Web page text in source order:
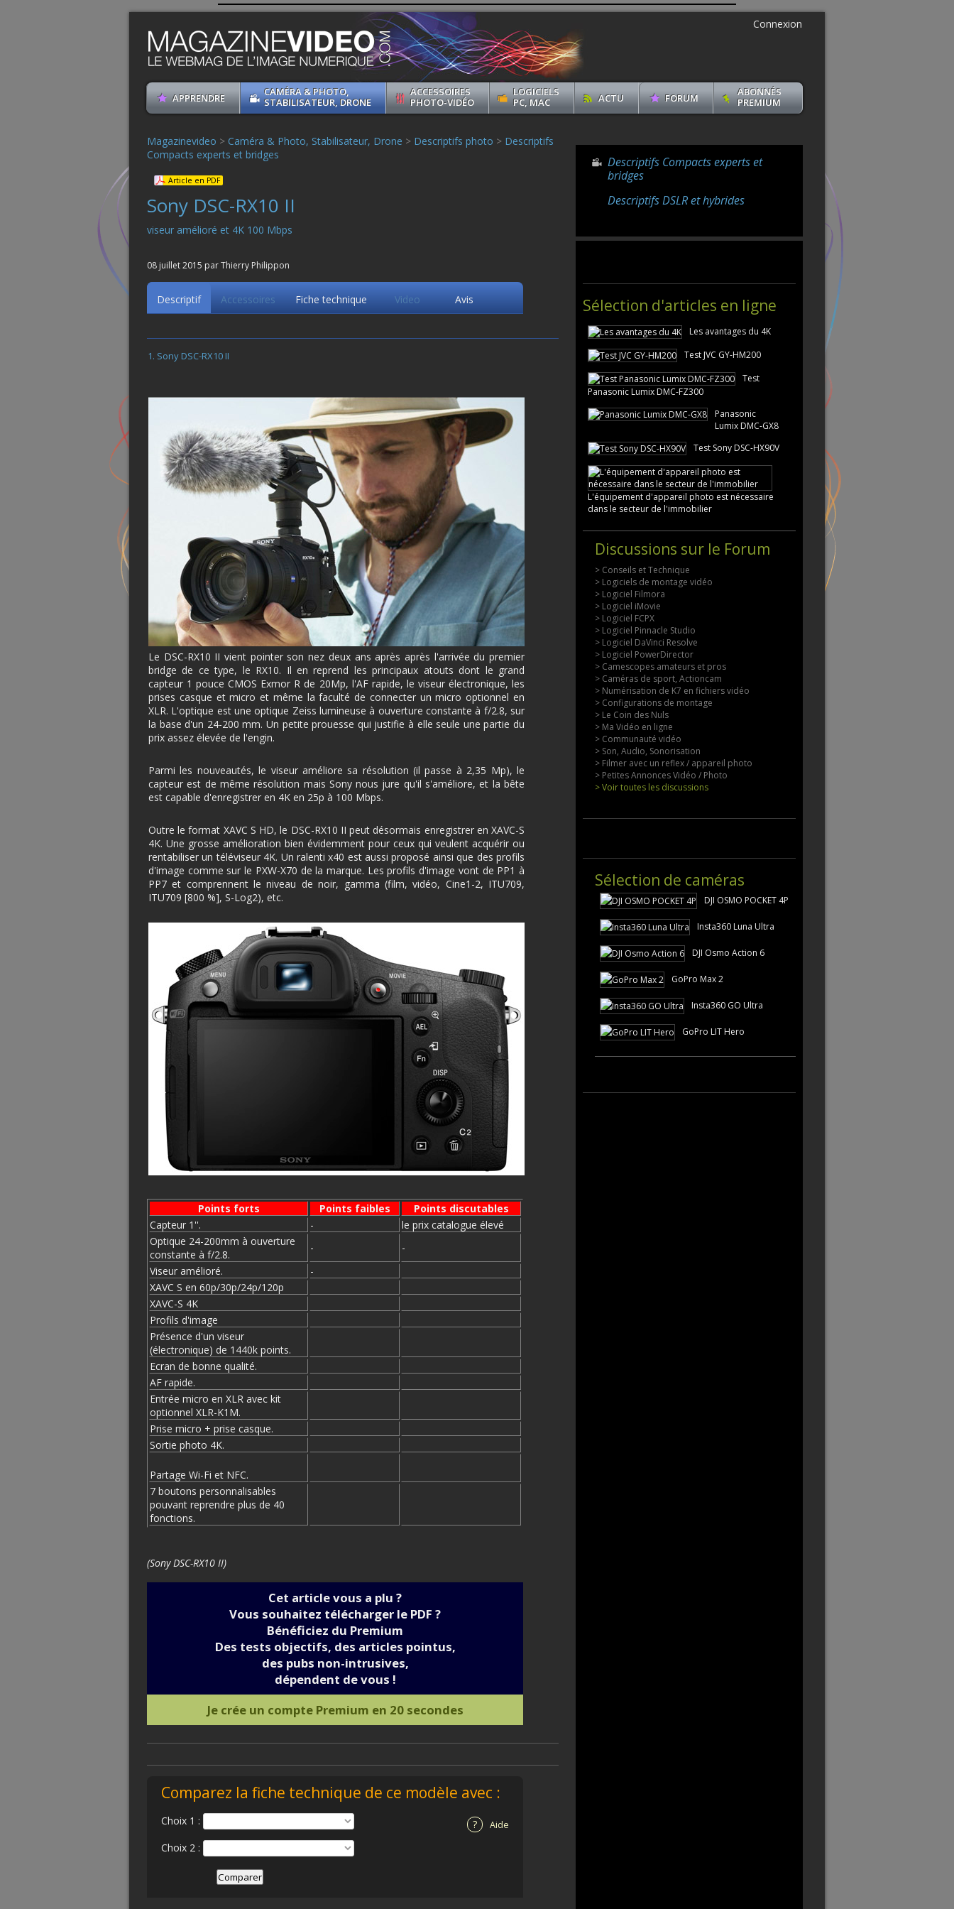
Connexion
APPRENDRE
CAMÉRA & PHOTO,
STABILISATEUR, DRONE
ACCESSOIRES
PHOTO-VIDÉO
LOGICIELS
PC, MAC
ACTU FORUM
ABONNÉS
PREMIUM
Magazinevideo > Caméra & Photo, Stabilisateur, Drone > Descriptifs photo > Descriptifs
Compacts experts et bridges
Article en PDF
Sony DSC-RX10 II
viseur amélioré et 4K 100 Mbps
08 juillet 2015 par Thierry Philippon
Descriptif Accessoires Fiche technique Video Avis
Sony DSC-RX10 II
Le DSC-RX10 II vient pointer son nez deux ans après après l'arrivée du premier
bridge de ce type, le RX10. Il en reprend les principaux atouts dont le grand
capteur 1 pouce CMOS Exmor R de 20Mp, l'AF rapide, le viseur électronique, les
prises casque et micro et même la faculté de connecter un micro optionnel en
XLR. L'optique est une optique Zeiss lumineuse à ouverture constante à f/2.8, sur
la base d'un 24-200 mm. Un petite prouesse qui justifie à elle seule une partie du
prix assez élevée de l'engin.
Parmi les nouveautés, le viseur améliore sa résolution (il passe à 2,35 Mp), le
capteur est de même résolution mais Sony nous jure qu'il s'améliore, et la bête
est capable d'enregistrer en 4K en 25p à 100 Mbps.
Outre le format XAVC S HD, le DSC-RX10 II peut désormais enregistrer en XAVC-S
4K. Une grosse amélioration bien évidemment pour ceux qui veulent acquérir ou
rentabiliser un téléviseur 4K. Un ralenti x40 est aussi proposé ainsi que des profils
d'image comme sur le PXW-X70 de la marque. Les profils d'image vont de PP1 à
PP7 et comprennent le niveau de noir, gamma (film, vidéo, Cine1-2, ITU709,
ITU709 [800 %], S-Log2), etc.
Points forts Points faibles
Points discutables
Capteur 1''.
-
le prix catalogue élevé
Optique 24-200mm à ouverture
constante à f/2.8.
-
-
Viseur amélioré.
-
XAVC S en 60p/30p/24p/120p
XAVC-S 4K
Profils d'image
Présence d'un viseur
(électronique) de 1440k points.
Ecran de bonne qualité.
AF rapide.
Entrée micro en XLR avec kit
optionnel XLR-K1M.
Prise micro + prise casque.
Sortie photo 4K.
Partage Wi-Fi et NFC.
7 boutons personnalisables
pouvant reprendre plus de 40
fonctions.
(Sony DSC-RX10 II)
Cet article vous a plu ?
Vous souhaitez télécharger le PDF ?
Bénéficiez du Premium
Des tests objectifs, des articles pointus,
des pubs non-intrusives,
dépendent de vous !
Je crée un compte Premium en 20 secondes
Comparez la fiche technique de ce modèle avec :
? Aide
Choix 1 :
Choix 2 :
Descriptifs Compacts experts et
bridges
Descriptifs DSLR et hybrides
Sélection d'articles en ligne
Les avantages du 4K
Test JVC GY-HM200
Test
Panasonic Lumix DMC-FZ300
Panasonic
Lumix DMC-GX8
Test Sony DSC-HX90V
L'équipement d'appareil photo est nécessaire
dans le secteur de l'immobilier
Discussions sur le Forum
> Conseils et Technique
> Logiciels de montage vidéo
> Logiciel Filmora
> Logiciel iMovie
> Logiciel FCPX
> Logiciel Pinnacle Studio
> Logiciel DaVinci Resolve
> Logiciel PowerDirector
> Camescopes amateurs et pros
> Caméras de sport, Actioncam
> Numérisation de K7 en fichiers vidéo
> Configurations de montage
> Le Coin des Nuls
> Ma Vidéo en ligne
> Communauté vidéo
> Son, Audio, Sonorisation
> Filmer avec un reflex / appareil photo
> Petites Annonces Vidéo / Photo
> Voir toutes les discussions
Sélection de caméras
DJI OSMO POCKET 4P
Insta360 Luna Ultra
DJI Osmo Action 6
GoPro Max 2
Insta360 GO Ultra
GoPro LIT Hero